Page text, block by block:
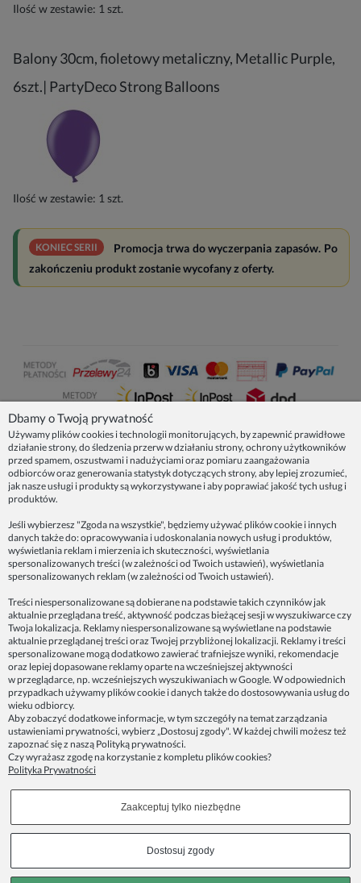
Ilość w zestawie: 1 szt.
Balony 30cm, fioletowy metaliczny, Metallic Purple,
6szt.| PartyDeco Strong Balloons
Ilość w zestawie: 1 szt.
KONIEC SERII
Promocja trwa do wyczerpania zapasów. Po
zakończeniu produkt zostanie wycofany z oferty.
NASZE PRODUKTY
INFORMACJE
ZAINSPIRUJ SIĘ!
Dane firmy:
Spoko Motyw, Małgorzata Nowak-Staszak
ul. Skowronia 3D/4, 30-650 Kraków
NIP 7343314687
telefon: 512821491
e-mail:kontakt@spoko-motyw.pl
konto do wpłat przelewem:
92 1140 2004 0000 3202 7758 0405
Punkt odbioru zamówień:
Pracownia Spoko Motyw
budynku), 30-415 Kraków
Dołącz do nas w mediach społecznościowych!
Copyrights © 2023 - SPOKO-MOTYW.PL
Dbamy o Twoją prywatność
Używamy plików cookies i technologii monitorujących, by zapewnić prawidłowe
działanie strony, do śledzenia przerw w działaniu strony, ochrony użytkowników
przed spamem, oszustwami i nadużyciami oraz pomiaru zaangażowania
odbiorców oraz generowania statystyk dotyczących strony, aby lepiej zrozumieć,
jak nasze usługi i produkty są wykorzystywane i aby poprawiać jakość tych usług i
produktów.
Jeśli wybierzesz "Zgoda na wszystkie", będziemy używać plików cookie i innych
danych także do: opracowywania i udoskonalania nowych usług i produktów,
wyświetlania reklam i mierzenia ich skuteczności, wyświetlania
spersonalizowanych treści (w zależności od Twoich ustawień), wyświetlania
spersonalizowanych reklam (w zależności od Twoich ustawień).
Treści niespersonalizowane są dobierane na podstawie takich czynników jak
aktualnie przeglądana treść, aktywność podczas bieżącej sesji w wyszukiwarce czy
Twoja lokalizacja. Reklamy niespersonalizowane są wyświetlane na podstawie
aktualnie przeglądanej treści oraz Twojej przybliżonej lokalizacji. Reklamy i treści
spersonalizowane mogą dodatkowo zawierać trafniejsze wyniki, rekomendacje
oraz lepiej dopasowane reklamy oparte na wcześniejszej aktywności
w przeglądarce, np. wcześniejszych wyszukiwaniach w Google. W odpowiednich
przypadkach używamy plików cookie i danych także do dostosowywania usług do
wieku odbiorcy.
Aby zobaczyć dodatkowe informacje, w tym szczegóły na temat zarządzania
ustawieniami prywatności, wybierz „Dostosuj zgody". W każdej chwili możesz też
zapoznać się z naszą Polityką prywatności.
Czy wyrażasz zgodę na korzystanie z kompletu plików cookies?
Polityka Prywatności
Zaakceptuj tylko niezbędne
Dostosuj zgody